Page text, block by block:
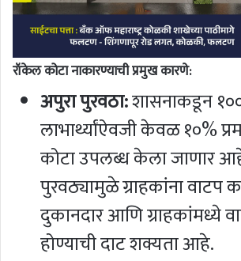
रॉकेल कोटा नाकारण्याची प्रमुख कारणे:
अपुरा पुरवठा:शासनाकडून
लाभार्थ्यांऐवजी केवळ १०%
कोटा उपलब्ध केला जाणार
पुरवठ्यामुळे ग्राहकांना वाटप
दुकानदार आणि ग्राहकांमध्ये
होण्याची दाट शक्यता आहे.